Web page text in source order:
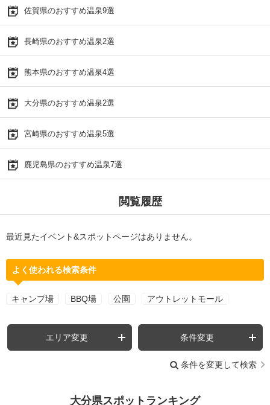
佐賀県のおすすめ温泉9選
長崎県のおすすめ温泉2選
熊本県のおすすめ温泉4選
大分県のおすすめ温泉2選
宮崎県のおすすめ温泉5選
鹿児島県のおすすめ温泉7選
閲覧履歴
最近見たイベント&スポットページはありません。
よく使われる検索条件
キャンプ場 BBQ場 公園 アウトレットモール
エリア変更 条件変更
条件を変更して検索
大分県スポットランキング